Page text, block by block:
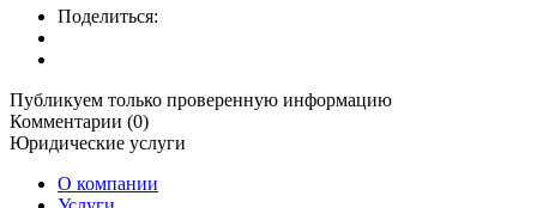
Поделиться:
Публикуем только проверенную информацию
Комментарии (0)
Юридические услуги
О компании